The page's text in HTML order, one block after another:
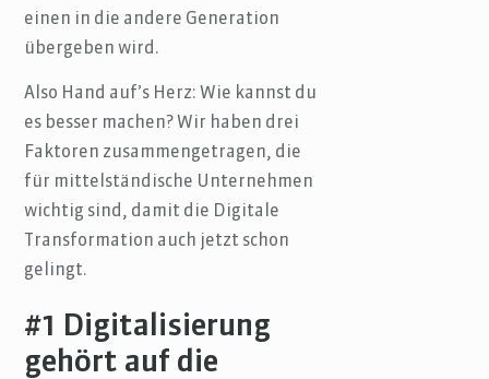
einen in die andere Generation
übergeben wird.
Also Hand auf’s Herz: Wie kannst du
es besser machen? Wir haben drei
Faktoren zusammengetragen, die
für mittelständische Unternehmen
wichtig sind, damit die Digitale
Transformation auch jetzt schon
gelingt.
#1 Digitalisierung
gehört auf die